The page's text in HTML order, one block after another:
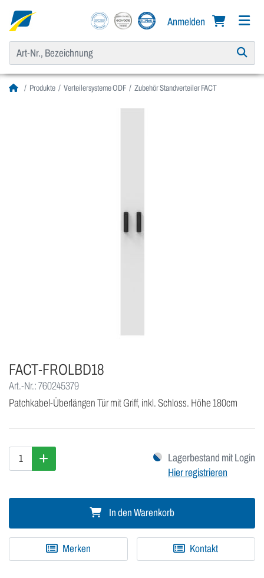
Anmelden
Produkte Verteilersysteme ODF Zubehör Standverteiler FACT
FACT-FROLBD18
Art.-Nr.: 760245379
Patchkabel-Überlängen Tür mit Griff, inkl. Schloss. Höhe 180cm
Lagerbestand mit Login
Hier registrieren
In den Warenkorb
Merken Kontakt